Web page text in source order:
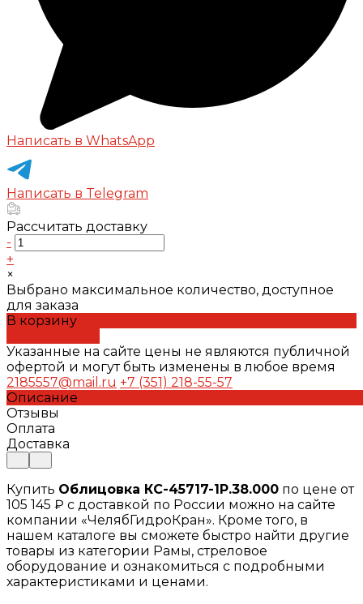
Написать в WhatsApp
Написать в Telegram
Рассчитать доставку
-
+
×
Выбрано максимальное количество, доступное
для заказа
В корзину
Указанные на сайте цены не являются публичной
офертой и могут быть изменены в любое время
2185557@mail.ru +7 (351) 218-55-57
Описание
Отзывы
Оплата
Доставка
Купить Облицовка КС-45717-1Р.38.000 по цене от
105 145 ₽ с доставкой по России можно на сайте
компании «ЧелябГидроКран». Кроме того, в
нашем каталоге вы сможете быстро найти другие
товары из категории Рамы, стреловое
оборудование и ознакомиться с подробными
характеристиками и ценами.